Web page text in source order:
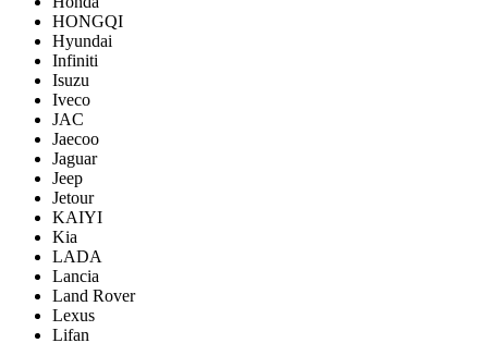
HONGQI
Hyundai
Infiniti
Isuzu
Iveco
JAC
Jaecoo
Jaguar
Jeep
Jetour
KAIYI
Kia
LADA
Lancia
Land Rover
Lexus
Lifan